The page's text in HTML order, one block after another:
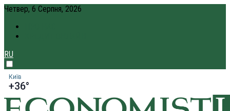
Четвер, 6 Серпня, 2026
RU
Київ
+36°